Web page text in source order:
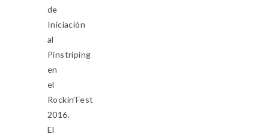
de
Iniciación
al
Pinstriping
en
el
Rockin’Fest
2016.
El